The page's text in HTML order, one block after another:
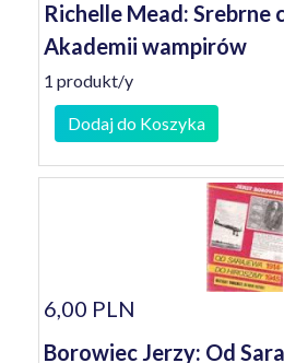
Richelle Mead: Srebrne
Akademii wampirów
1 produkt/y
Dodaj do Koszyka
6,00 PLN
Borowiec Jerzy: Od